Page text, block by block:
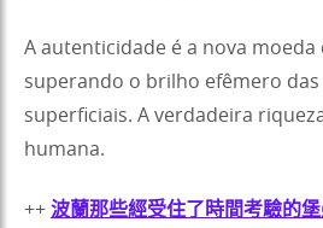
A autenticidade é a nova
superando o brilho efêmero
superficiais. A verdadeira
humana.
++ 波蘭那些經受住了時間考驗的堡